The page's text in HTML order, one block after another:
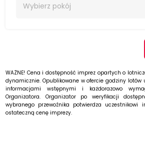
Wybierz pokój
WAŻNE! Cena i dostępność imprez opartych o
dynamicznie. Opublikowane w ofercie godziny lotów
informacjami wstępnymi i każdorazowo
Organizatora. Organizator po weryfikacji
wybranego przewoźnika potwierdza uczestnikowi
ostateczną cenę imprezy.